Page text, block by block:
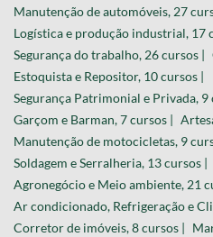
Manutenção de automóveis, 27
Logística e produção industrial, 17
Segurança do trabalho, 26 cursos |
Estoquista e Repositor, 10 cursos |
Segurança Patrimonial e Privada, 9
Garçom e Barman, 7 cursos |
Manutenção de motocicletas, 9
Soldagem e Serralheria, 13 cursos |
Agronegócio e Meio ambiente, 21
Ar condicionado, Refrigeração e
Corretor de imóveis, 8 cursos |